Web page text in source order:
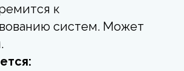
к
систем. Может